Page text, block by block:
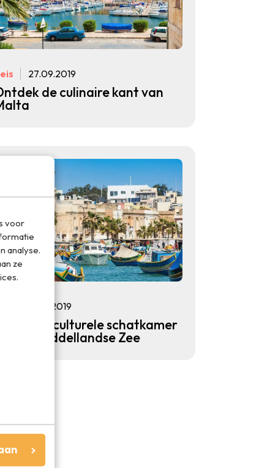
voor
analyse.
ze
27.09.2019
de culinaire kant van
11.04.2019
Malta: de culturele schatkamer
van de Middellandse Zee